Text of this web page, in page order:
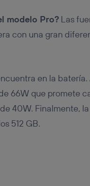
modelo Pro?Las
con una gran
en la
66W que promete
40W. Finalmente,
512 GB.